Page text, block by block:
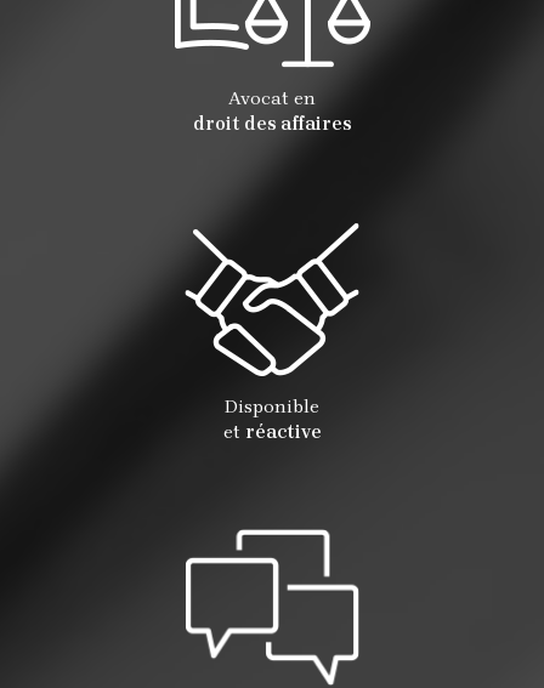
Avocat en
droit des affaires
Disponible
et réactive